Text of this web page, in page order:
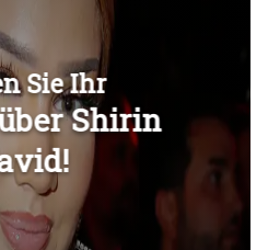
Überspringen